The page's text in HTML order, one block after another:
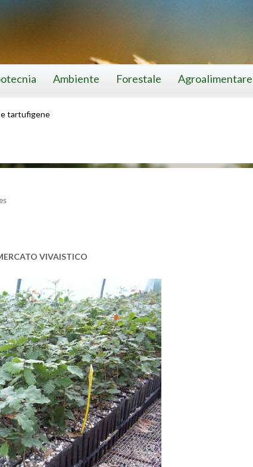
Ambiente Forestale Agroalimentare
tartufigene
VI­VAI­STI­CO